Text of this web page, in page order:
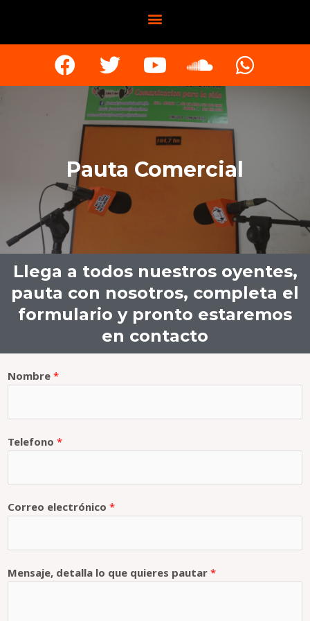
Pauta Comercial
Llega a todos nuestros oyentes,
pauta con nosotros, completa el
formulario y pronto estaremos
en contacto
Nombre *
Telefono *
Correo electrónico *
Mensaje, detalla lo que quieres pautar *